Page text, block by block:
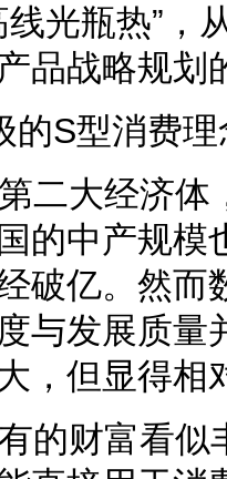
线光瓶热”，
品战略规划
的S型消费理
二大经济体
的中产规模
破亿。然而
与发展质量
，但显得相
的财富看似